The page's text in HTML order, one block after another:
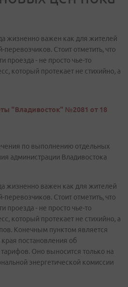
жизненно важен как для жителей
перевозчиков. Стоит отметить, что
проезда - не просто чье-то
который протекает не стихийно, а
"Владивосток" №2081 от 18
по выполнению отдельных
администрации Владивостока
жизненно важен как для жителей
перевозчиков. Стоит отметить, что
проезда - не просто чье-то
который протекает не стихийно, а
Конечным пунктом является
постановления об
Оно выносится только на
энергетической комиссии